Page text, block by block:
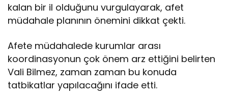
kalan bir il olduğunu vurgulayarak, afet
müdahale planının önemini dikkat çekti.
Afete müdahalede kurumlar arası
koordinasyonun çok önem arz ettiğini belirten
Vali Bilmez, zaman zaman bu konuda
tatbikatlar yapılacağını ifade etti.